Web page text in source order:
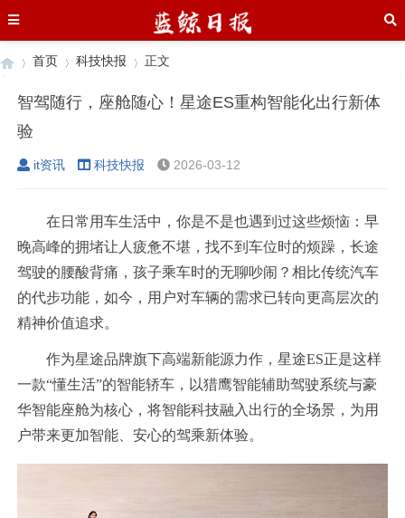
›
首页 科技快报 正文
智驾随行，座舱随心！星途ES重构智能化出行新体
验
it资讯 科技快报 2026-03-12
在日常用车生活中，你是不是也遇到过这些烦恼：早
晚高峰的拥堵让人疲惫不堪，找不到车位时的烦躁，长途
驾驶的腰酸背痛，孩子乘车时的无聊吵闹？相比传统汽车
的代步功能，如今，用户对车辆的需求已转向更高层次的
精神价值追求。
作为星途品牌旗下高端新能源力作，星途ES正是这样
一款“懂生活”的智能轿车，以猎鹰智能辅助驾驶系统与豪
华智能座舱为核心，将智能科技融入出行的全场景，为用
户带来更加智能、安心的驾乘新体验。